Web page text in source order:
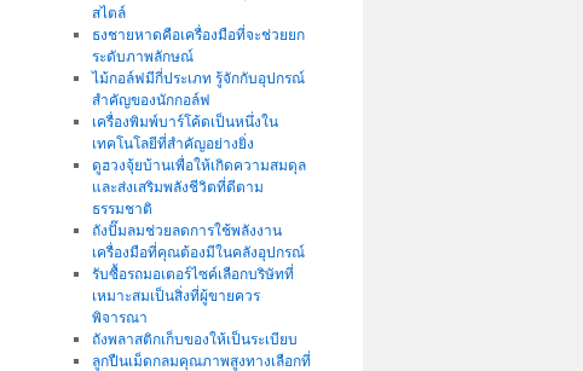
สไตล์
ธงชายหาดคือเครื่องมือที่จะช่วยยก
ระดับภาพลักษณ์
ไม้กอล์ฟมีกี่ประเภท รู้จักกับอุปกรณ์
สำคัญของนักกอล์ฟ
เครื่องพิมพ์บาร์โค้ดเป็นหนึ่งใน
เทคโนโลยีที่สำคัญอย่างยิ่ง
ดูฮวงจุ้ยบ้านเพื่อให้เกิดความสมดุล
และส่งเสริมพลังชีวิตที่ดีตาม
ธรรมชาติ
ถังปั๊มลมช่วยลดการใช้พลังงาน
เครื่องมือที่คุณต้องมีในคลังอุปกรณ์
รับซื้อรถมอเตอร์ไซค์เลือกบริษัทที่
เหมาะสมเป็นสิ่งที่ผู้ขายควร
พิจารณา
ถังพลาสติกเก็บของให้เป็นระเบียบ
ลูกปืนเม็ดกลมคุณภาพสูงทางเลือกที่